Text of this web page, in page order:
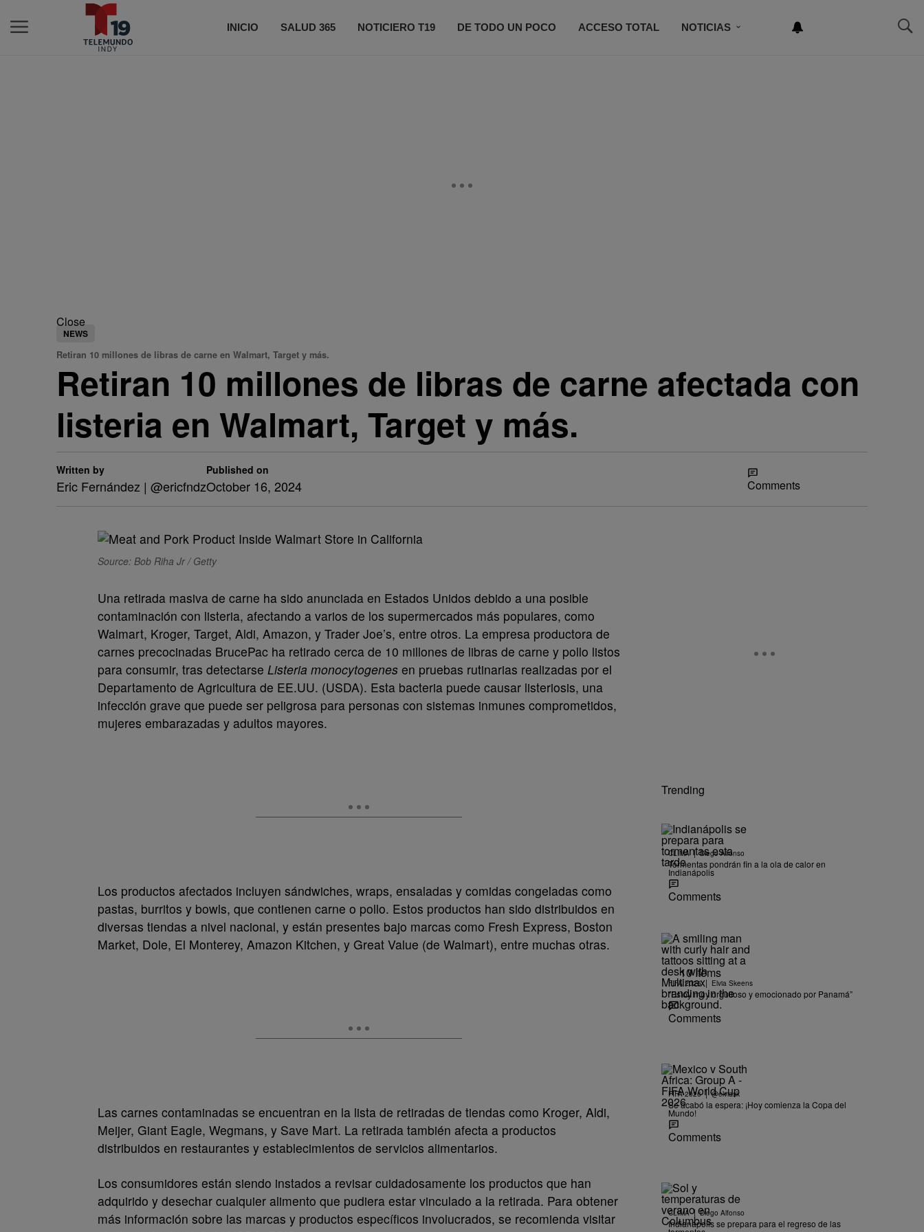
INICIO SALUD 365 NOTICIERO T19 DE TODO UN POCO ACCESO TOTAL NOTICIAS
Close
NEWS
Retiran 10 millones de libras de carne en Walmart, Target y más.
Retiran 10 millones de libras de carne afectada con
listeria en Walmart, Target y más.
Written by
Eric Fernández | @ericfndz
Published on
October 16, 2024 Comments
Source: Bob Riha Jr / Getty
Una retirada masiva de carne ha sido anunciada en Estados Unidos debido a una posible
contaminación con listeria, afectando a varios de los supermercados más populares, como
Walmart, Kroger, Target, Aldi, Amazon, y Trader Joe’s, entre otros. La empresa productora de
carnes precocinadas BrucePac ha retirado cerca de 10 millones de libras de carne y pollo listos
para consumir, tras detectarse Listeria monocytogenes en pruebas rutinarias realizadas por el
Departamento de Agricultura de EE.UU. (USDA). Esta bacteria puede causar listeriosis, una
infección grave que puede ser peligrosa para personas con sistemas inmunes comprometidos,
mujeres embarazadas y adultos mayores.
Los productos afectados incluyen sándwiches, wraps, ensaladas y comidas congeladas como
pastas, burritos y bowls, que contienen carne o pollo. Estos productos han sido distribuidos en
diversas tiendas a nivel nacional, y están presentes bajo marcas como Fresh Express, Boston
Market, Dole, El Monterey, Amazon Kitchen, y Great Value (de Walmart), entre muchas otras.
Las carnes contaminadas se encuentran en la lista de retiradas de tiendas como Kroger, Aldi,
Meijer, Giant Eagle, Wegmans, y Save Mart. La retirada también afecta a productos
distribuidos en restaurantes y establecimientos de servicios alimentarios.
Los consumidores están siendo instados a revisar cuidadosamente los productos que han
adquirido y desechar cualquier alimento que pudiera estar vinculado a la retirada. Para obtener
más información sobre las marcas y productos específicos involucrados, se recomienda visitar
Trending
CLIMA | Diego Alfonso
Tormentas pondrán fin a la ola de calor en
Indianápolis
Comments
10 Items
FIFA 2026 | Elvia Skeens
“Estoy muy orgulloso y emocionado por Panamá”
Comments
FIFA 2026 | @elviask
Se acabó la espera: ¡Hoy comienza la Copa del
Mundo!
Comments
CLIMA | Diego Alfonso
Indianápolis se prepara para el regreso de las